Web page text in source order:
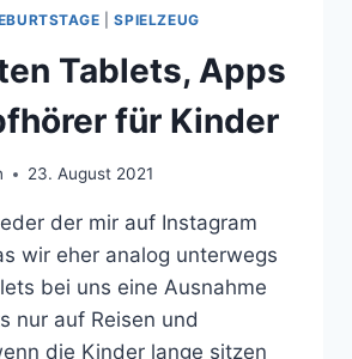
|SPIELZEUG
Tablets, Apps
für Kinder
23. August 2021
der mir auf Instagram
wir eher analog unterwegs
bei uns eine Ausnahme
nur auf Reisen und
die Kinder lange sitzen